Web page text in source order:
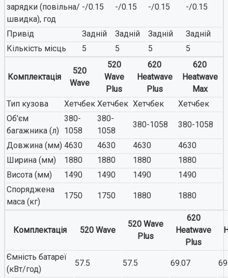
зарядки (повільна/
швидка), год
-/0.15 -/0.15 -/0.15 -/0.15
Привід Задній Задній Задній
Задній
Кількість місць
5 5 5 5
Комплектація
520
Wave
520
Wave
Plus
620
Heatwave
Plus
620
Heatwave
Max
Тип кузова
Хетчбек Хетчбек Хетчбек
Хетчбек
Об'єм
багажника (л)
380-
1058
380-
1058
380-1058 380-1058
Довжина (мм) 4630 4630 4630
4630
Ширина (мм)
1880 1880 1880
1880
Висота (мм)
1490 1490 1490
1490
Споряджена
маса (кг)
1750 1750 1880 1880
Комплектація 520 Wave
520 Wave
Plus
620
Heatwave
Plus
Ємність батареї
(кВт/год)
57.5 57.5 69.07